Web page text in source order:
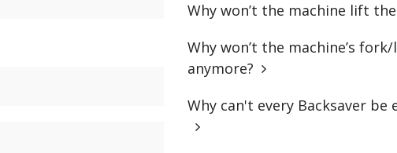
Why won’t the machine lift
Why won’t the machine’s
anymore?
Why can't every Backsaver